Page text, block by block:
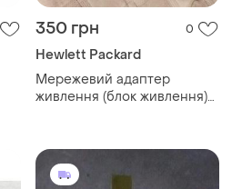
350 грн 0
Hewlett Packard
Мережевий адаптер
живлення (блок живлення)